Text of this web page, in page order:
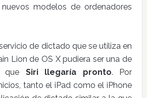
modelos de ordenadores
de dictado que se utiliza en
Lion de OS X pudiera ser una de
que Siri llegaría pronto. Por
tanto el iPad como el iPhone